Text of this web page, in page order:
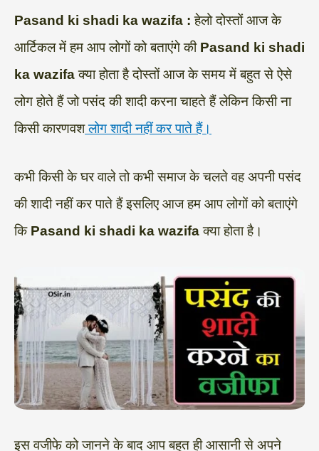
a
t
l
e
c
e
b
k
i
t
n
k
n
p
y
L
k
a
Pasand ki shadi ka wazifa : हेलो दोस्तों आज के
आर्टिकल में हम आप लोगों को बताएंगे कीPasand ki shadi
ka wazifaक्या होता है दोस्तों आज के समय में बहुत से ऐसे
लोग होते हैं जो पसंद की शादी करना चाहते हैं लेकिन किसी ना
किसी कारणवशलोग शादी नहीं कर पाते हैं।
कभी किसी के घर वाले तो कभी समाज के चलते वह अपनी पसंद
की शादी नहीं कर पाते हैं इसलिए आज हम आप लोगों को बताएंगे
कि Pasand ki shadi ka wazifaक्या होता है।
इस वजीफे को जानने के बाद आप बहुत ही आसानी से अपने